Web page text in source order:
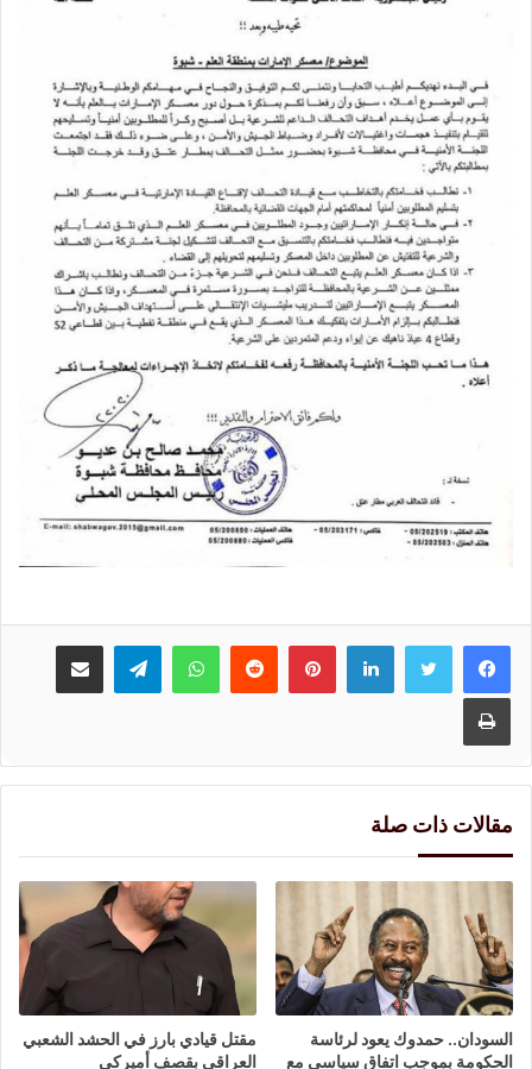
لينكدإنبينتيريست واتسابتيلقرام مشاركة عبر البريد
طباعة
مقالات ذات صلة
السودان.. حمدوك يعود لرئاسة
الحكومة بموجب اتفاق سياسي مع
مقتل قيادي بارز في الحشد الشعبي
العراقي بقصف أميركي